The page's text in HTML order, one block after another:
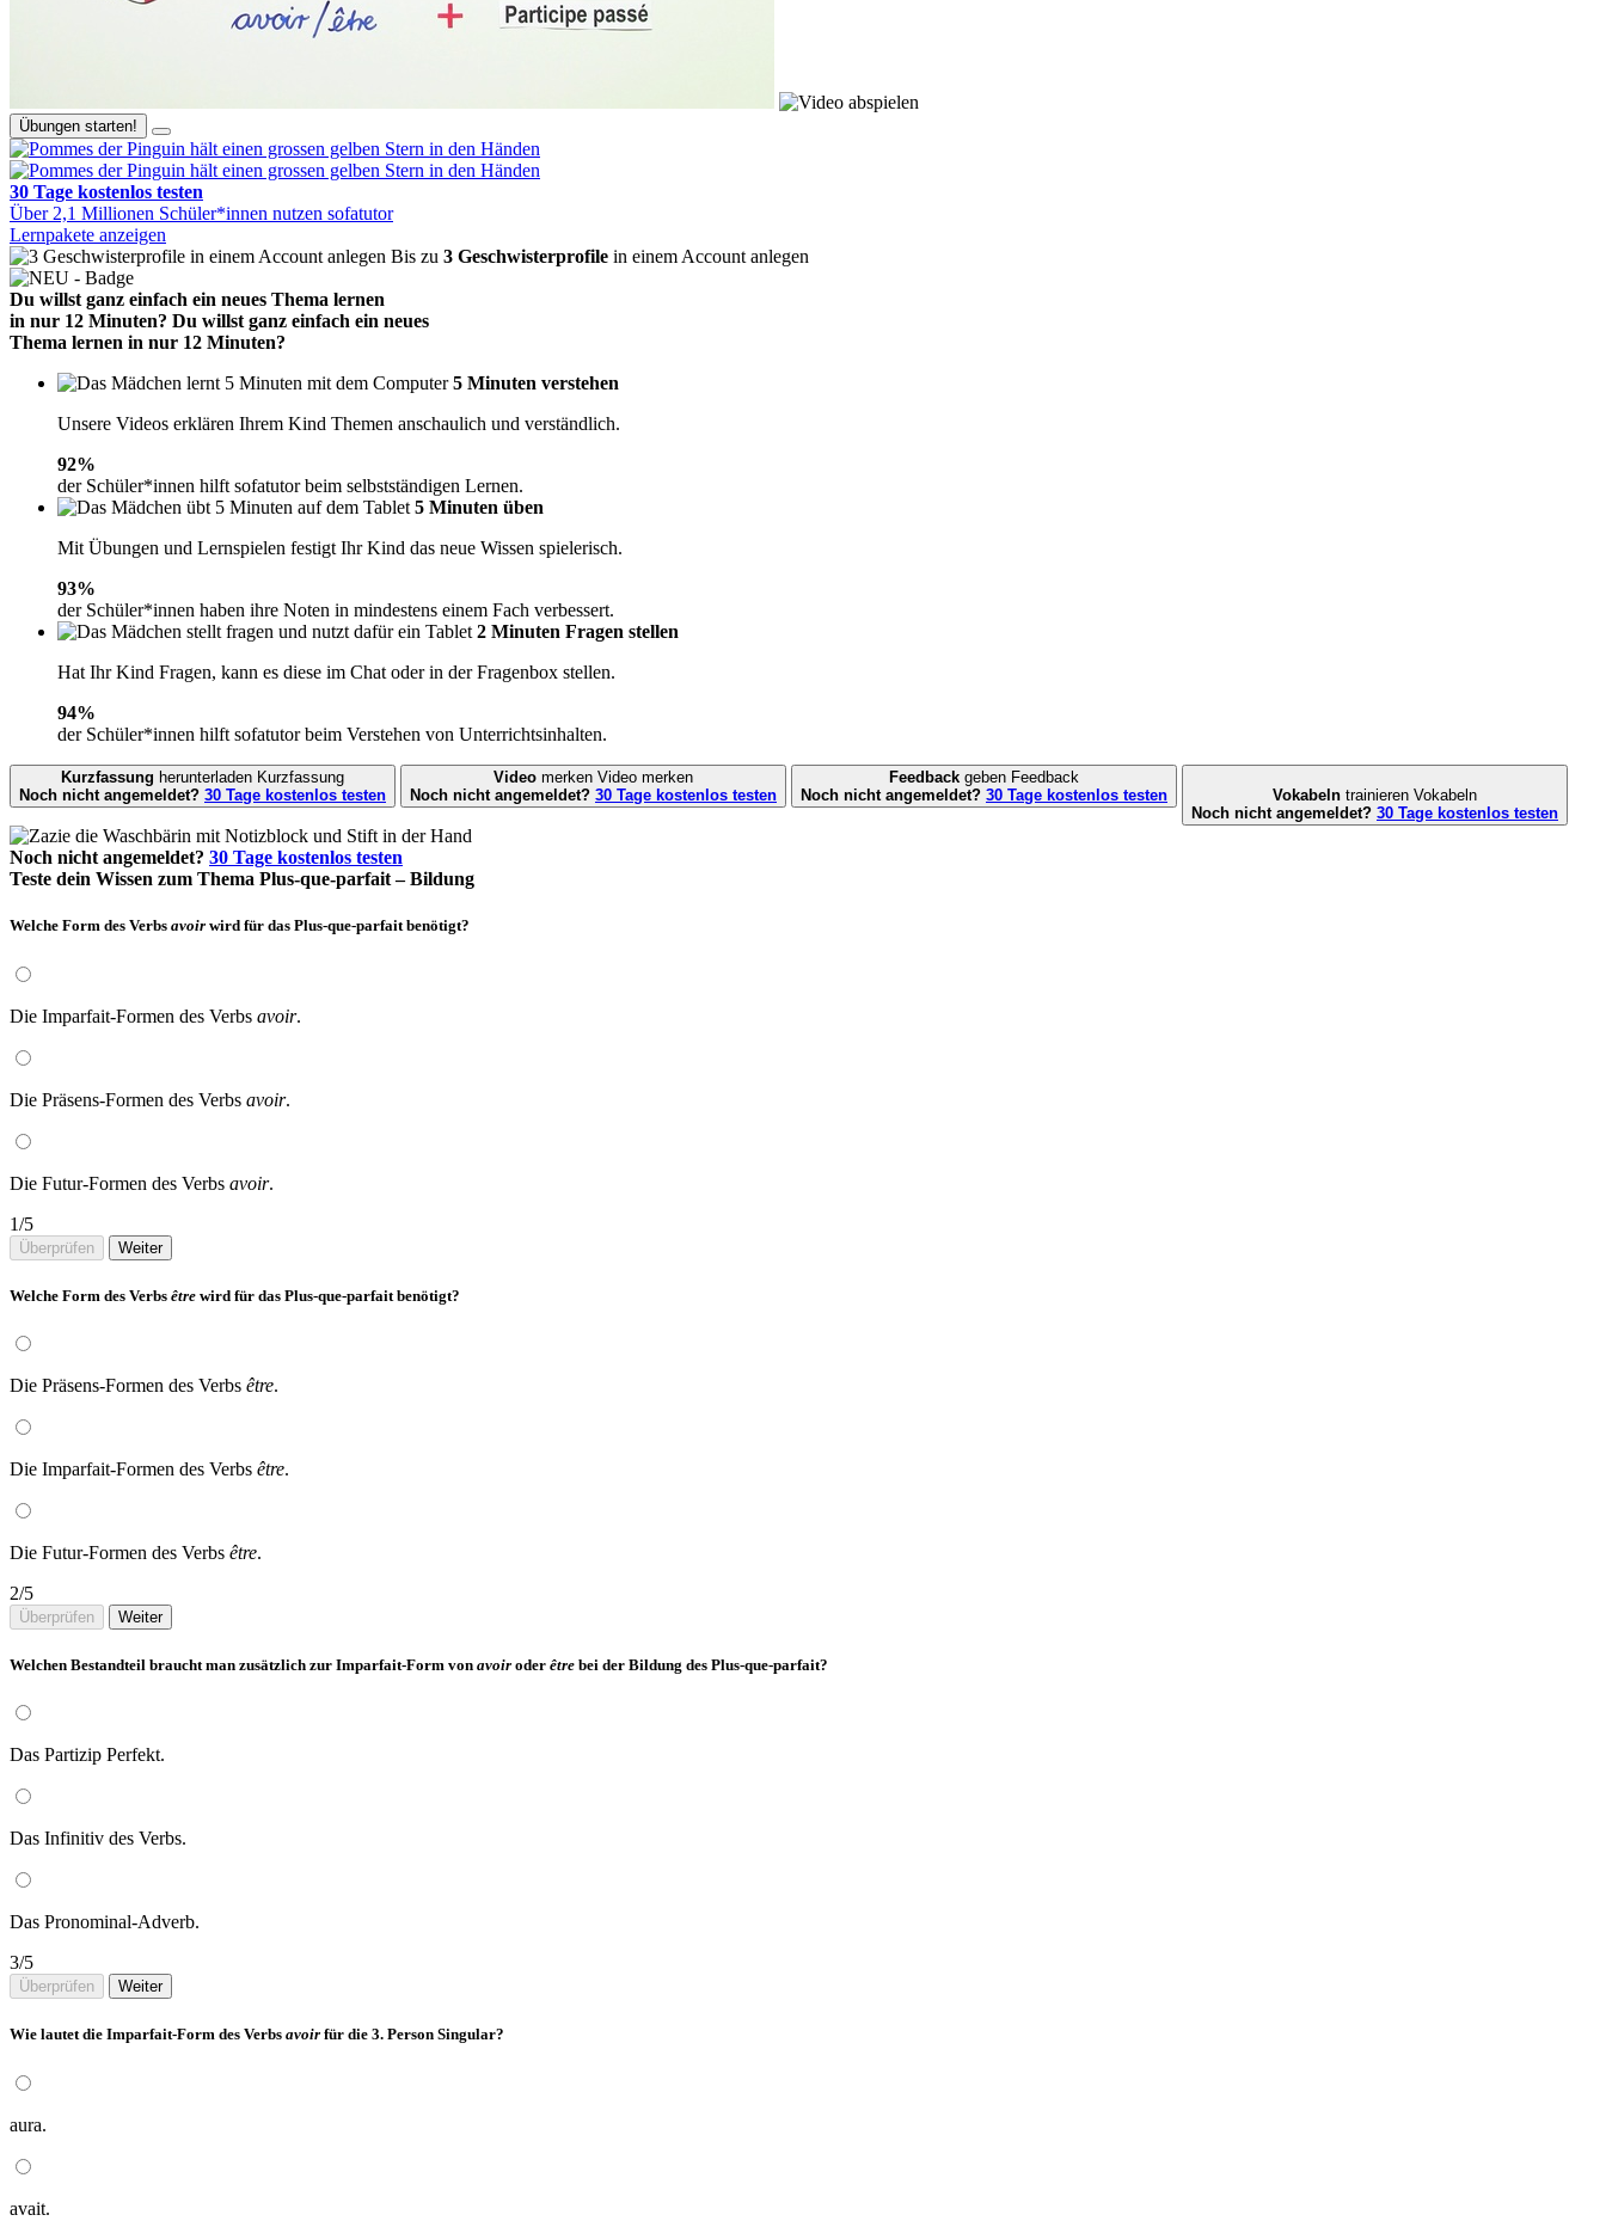
Übungen starten!
30 Tage kostenlos testen
Über 2,1 Millionen Schüler*innen nutzen sofatutor
Lernpakete anzeigen
Bis zu 3 Geschwisterprofile in einem Account anlegen
Du willst ganz einfach ein neues Thema lernen
in nur 12 Minuten? Du willst ganz einfach ein neues
Thema lernen in nur 12 Minuten?
5 Minuten verstehen
Unsere Videos erklären Ihrem Kind Themen anschaulich und verständlich.
92%
der Schüler*innen hilft sofatutor beim selbstständigen Lernen.
5 Minuten üben
Mit Übungen und Lernspielen festigt Ihr Kind das neue Wissen spielerisch.
93%
der Schüler*innen haben ihre Noten in mindestens einem Fach verbessert.
2 Minuten Fragen stellen
Hat Ihr Kind Fragen, kann es diese im Chat oder in der Fragenbox stellen.
94%
der Schüler*innen hilft sofatutor beim Verstehen von Unterrichtsinhalten.
Kurzfassung herunterladen Kurzfassung
Noch nicht angemeldet? 30 Tage kostenlos testen
Video merken Video merken
Noch nicht angemeldet? 30 Tage kostenlos testen
Feedback geben Feedback
Noch nicht angemeldet? 30 Tage kostenlos testen Vokabeln trainieren Vokabeln
Noch nicht angemeldet? 30 Tage kostenlos testen
Noch nicht angemeldet? 30 Tage kostenlos testen
Teste dein Wissen zum Thema Plus-que-parfait – Bildung
Welche Form des Verbs avoir wird für das Plus-que-parfait benötigt?
Die Imparfait-Formen des Verbs avoir.
Die Präsens-Formen des Verbs avoir.
Die Futur-Formen des Verbs avoir.
1/5
Überprüfen Weiter
Welche Form des Verbs être wird für das Plus-que-parfait benötigt?
Die Präsens-Formen des Verbs être.
Die Imparfait-Formen des Verbs être.
Die Futur-Formen des Verbs être.
2/5
Überprüfen Weiter
Welchen Bestandteil braucht man zusätzlich zur Imparfait-Form von avoir oder être bei der Bildung des Plus-que-parfait?
Das Partizip Perfekt.
Das Infinitiv des Verbs.
Das Pronominal-Adverb.
3/5
Überprüfen Weiter
Wie lautet die Imparfait-Form des Verbs avoir für die 3. Person Singular?
aura.
avait.